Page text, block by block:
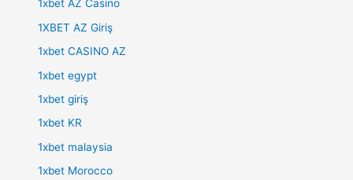
1xbet AZ Casino
1XBET AZ Giriş
1xbet CASINO AZ
1xbet egypt
1xbet giriş
1xbet KR
1xbet malaysia
1xbet Morocco